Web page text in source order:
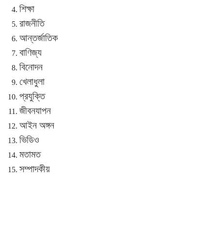
শিক্ষা
রাজনীতি
আন্তর্জাতিক
বাণিজ্য
বিনোদন
খেলাধুলা
প্রযুক্তি
জীবনযাপন
আইন অঙ্গন
ভিডিও
মতামত
সম্পাদকীয়